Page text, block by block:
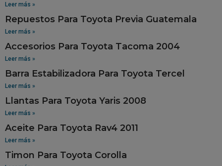
Leer más »
Repuestos Para Toyota Previa Guatemala
Leer más »
Accesorios Para Toyota Tacoma 2004
Leer más »
Barra Estabilizadora Para Toyota Tercel
Leer más »
Llantas Para Toyota Yaris 2008
Leer más »
Aceite Para Toyota Rav4 2011
Leer más »
Timon Para Toyota Corolla